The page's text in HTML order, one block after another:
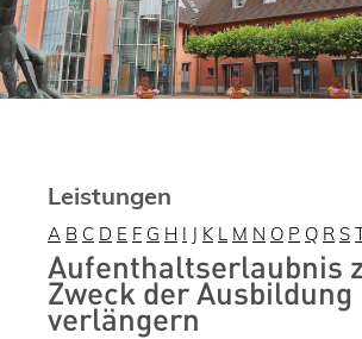
Leistungen
A B C D E F G H I J K L M N O P Q R S
Aufenthaltserlaubnis
Zweck der Ausbildung
verlängern